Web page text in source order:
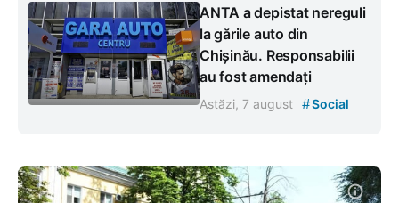
ANTA a depistat nereguli
la gările auto din
Chișinău. Responsabilii
au fost amendați
Astăzi, 7 august #Social